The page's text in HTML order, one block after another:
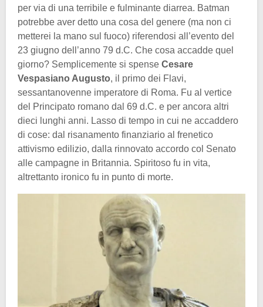
per via di una terribile e fulminante diarrea. Batman
potrebbe aver detto una cosa del genere (ma non ci
metterei la mano sul fuoco) riferendosi all’evento del
23 giugno dell’anno 79 d.C. Che cosa accadde quel
giorno? Semplicemente si spense Cesare
Vespasiano Augusto, il primo dei Flavi,
sessantanovenne imperatore di Roma. Fu al vertice
del Principato romano dal 69 d.C. e per ancora altri
dieci lunghi anni. Lasso di tempo in cui ne accaddero
di cose: dal risanamento finanziario al frenetico
attivismo edilizio, dalla rinnovato accordo col Senato
alle campagne in Britannia. Spiritoso fu in vita,
altrettanto ironico fu in punto di morte.